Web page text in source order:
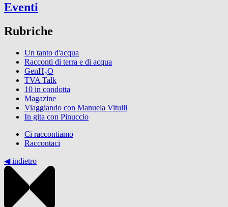
Eventi
Rubriche
Un tanto d'acqua
Racconti di terra e di acqua
GenH₂O
TVA Talk
10 in condotta
Magazine
Viaggiando con Manuela Vitulli
In gita con Pinuccio
Ci raccontiamo
Raccontaci
◀︎ indietro